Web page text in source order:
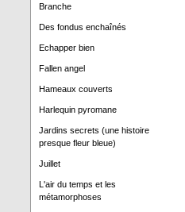
Branche
Des fondus enchaînés
Echapper bien
Fallen angel
Hameaux couverts
Harlequin pyromane
Jardins secrets (une histoire
presque fleur bleue)
Juillet
L'air du temps et les
métamorphoses